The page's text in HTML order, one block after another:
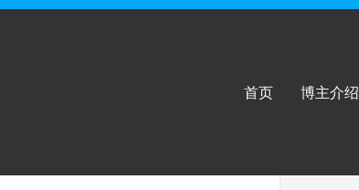
首页 博主介绍